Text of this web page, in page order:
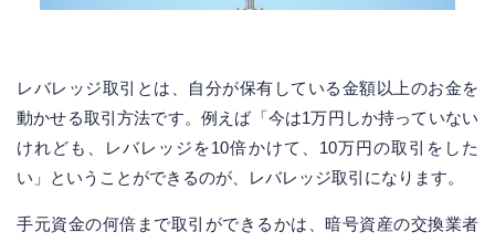
レバレッジ取引とは、自分が保有している金額以上のお金を
動かせる取引方法です。例えば「今は1万円しか持っていない
けれども、レバレッジを10倍かけて、10万円の取引をした
い」ということができるのが、レバレッジ取引になります。
手元資金の何倍まで取引ができるかは、暗号資産の交換業者